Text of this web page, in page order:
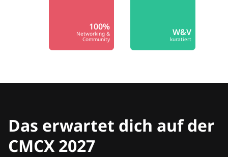
100%
Networking &
Community
W&V
kuratiert
Das erwartet dich auf der
CMCX 2027